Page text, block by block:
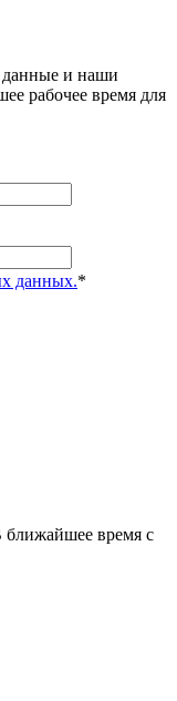
данные и наши
рабочее время для
данных.*
время с